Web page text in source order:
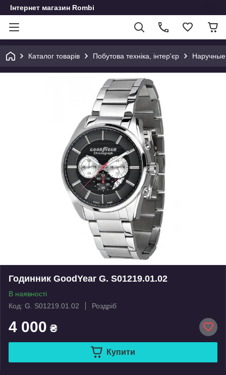
Інтернет магазин Rombi
Каталог товарів Побутова техніка, інтер'єр
Годинник GoodYear G. S01219.01.02
В наявності
Код: G. S01219.01.02
Роздріб
4 000 ₴
Купити